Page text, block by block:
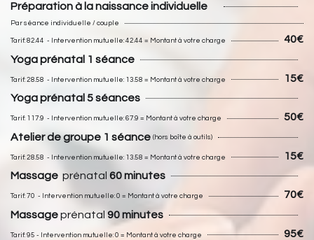
Préparation à la naissance individuelle
Par séance individuelle / couple
Tarif: 82.44 - Intervention mutuelle: 42.44 = Montant à votre charge
40€
Yoga prénatal 1 séance
Tarif: 28.58 - Intervention mutuelle: 13.58 = Montant à votre charge
15€
Yoga prénatal 5 séances
Tarif: 117.9 - Intervention mutuelle: 67.9 = Montant à votre charge
50€
Atelier de groupe 1 séance (hors boîte à outils)
Tarif: 28.58 - Intervention mutuelle: 13.58 = Montant à votre charge
15€
Massage prénatal 60 minutes
Tarif: 70 - Intervention mutuelle: 0 = Montant à votre charge
70€
Massageprénatal 90 minutes
Tarif: 95 - Intervention mutuelle: 0 = Montant à votre charge
95€